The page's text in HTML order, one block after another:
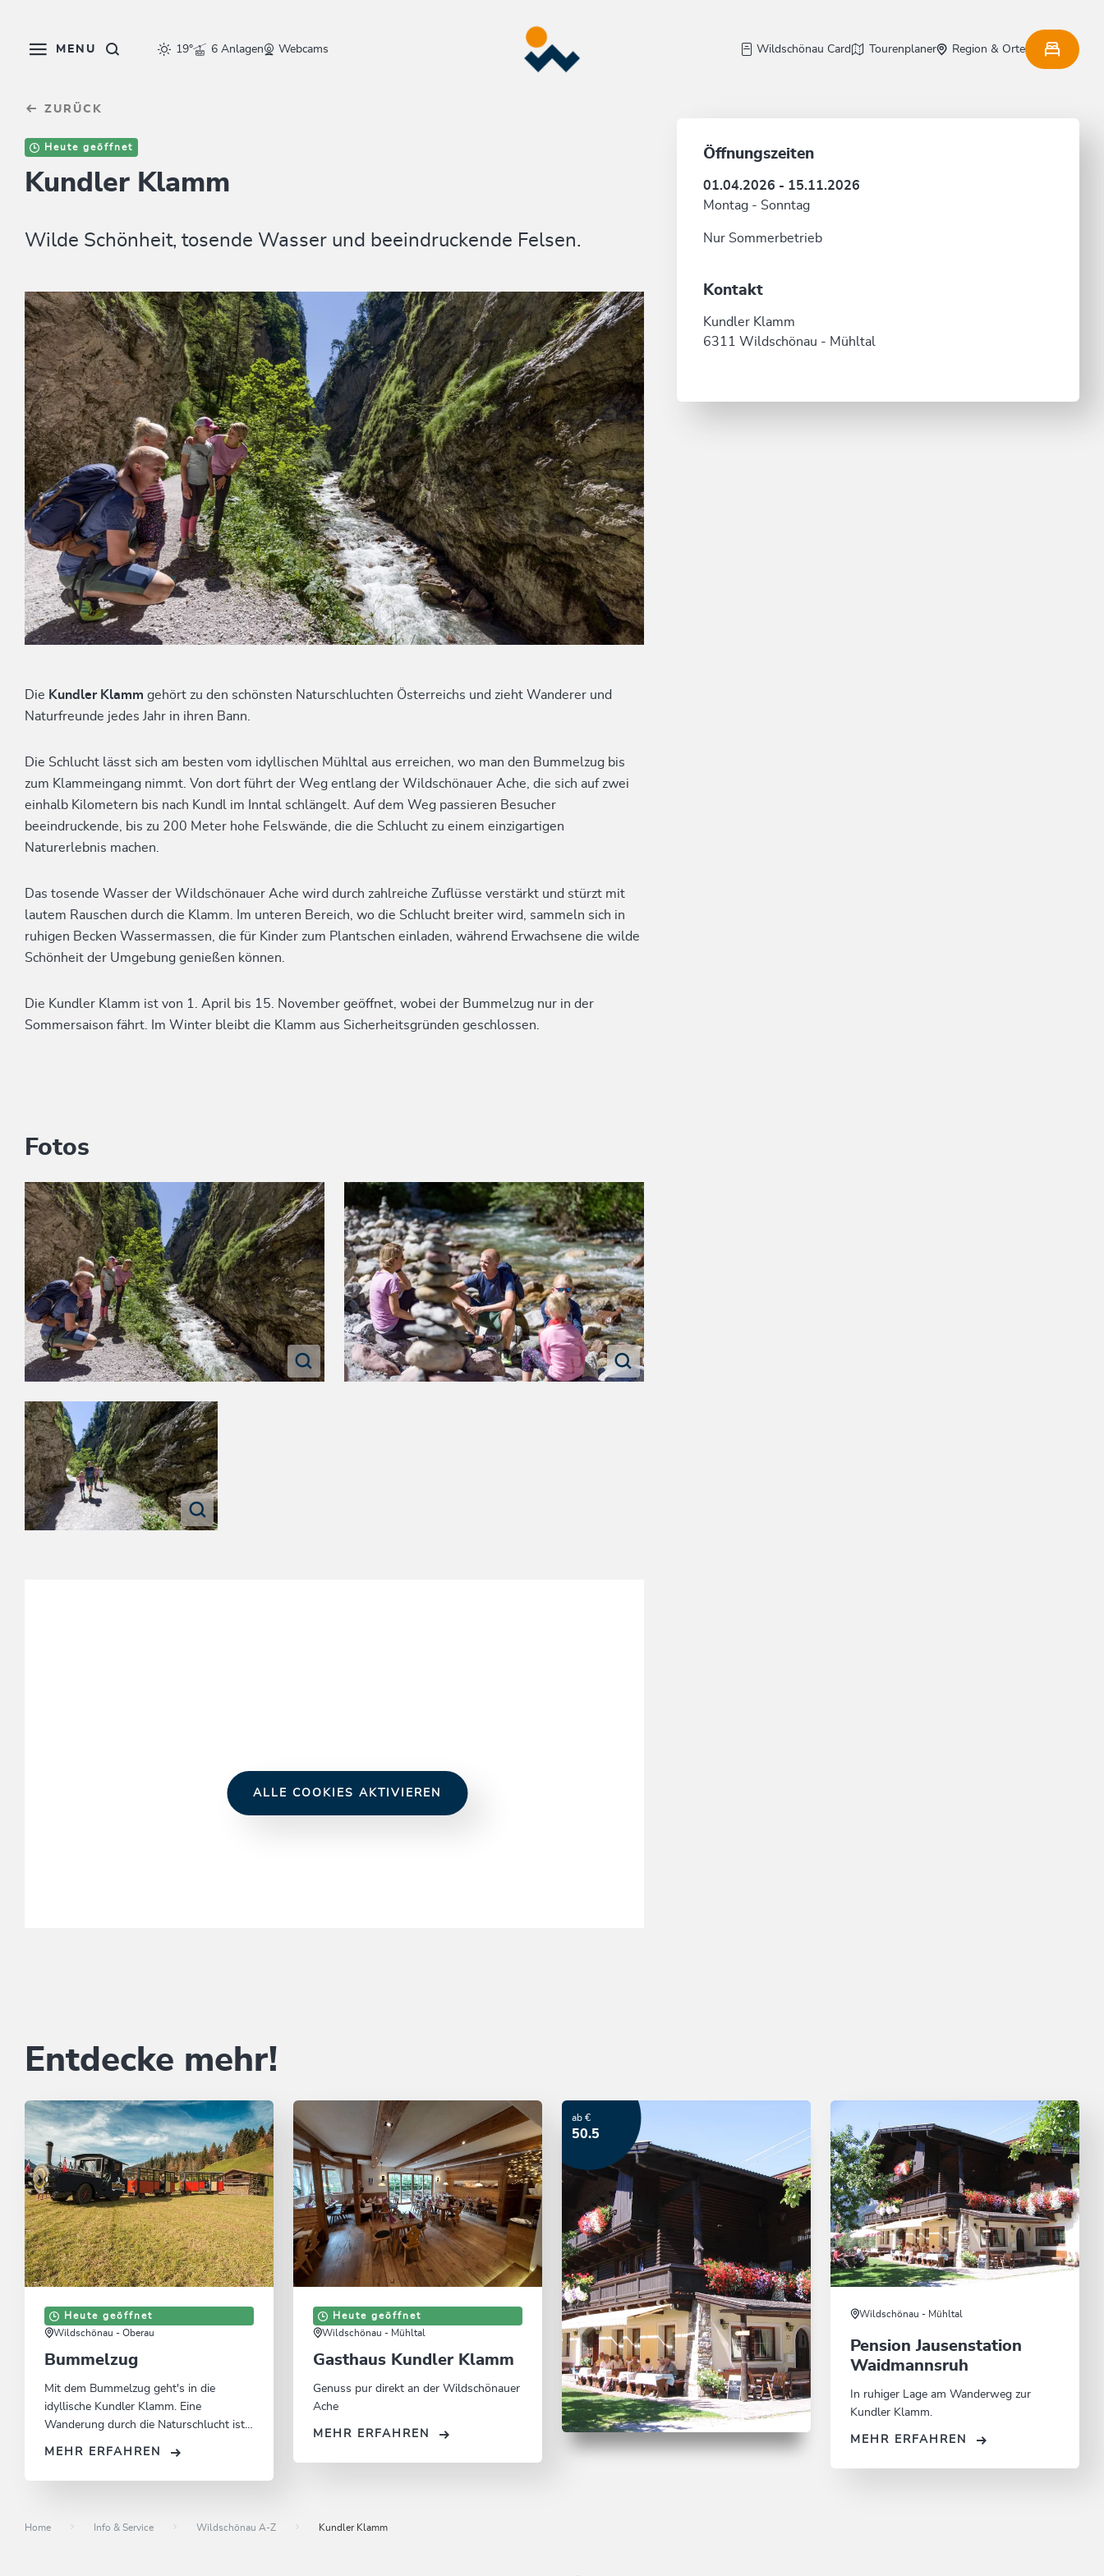
MENU 19° 6 Anlagen Webcams Wildschönau Card Tourenplaner Region & Orte
ZURÜCK
Heute geöffnet
Kundler Klamm
Wilde Schönheit, tosende Wasser und beeindruckende Felsen.
Die Kundler Klamm gehört zu den schönsten Naturschluchten Österreichs und zieht Wanderer und
Naturfreunde jedes Jahr in ihren Bann.
Die Schlucht lässt sich am besten vom idyllischen Mühltal aus erreichen, wo man den Bummelzug bis
zum Klammeingang nimmt. Von dort führt der Weg entlang der Wildschönauer Ache, die sich auf zwei
einhalb Kilometern bis nach Kundl im Inntal schlängelt. Auf dem Weg passieren Besucher
beeindruckende, bis zu 200 Meter hohe Felswände, die die Schlucht zu einem einzigartigen
Naturerlebnis machen.
Das tosende Wasser der Wildschönauer Ache wird durch zahlreiche Zuflüsse verstärkt und stürzt mit
lautem Rauschen durch die Klamm. Im unteren Bereich, wo die Schlucht breiter wird, sammeln sich in
ruhigen Becken Wassermassen, die für Kinder zum Plantschen einladen, während Erwachsene die wilde
Schönheit der Umgebung genießen können.
Die Kundler Klamm ist von 1. April bis 15. November geöffnet, wobei der Bummelzug nur in der
Sommersaison fährt. Im Winter bleibt die Klamm aus Sicherheitsgründen geschlossen.
Fotos
ALLE COOKIES AKTIVIEREN
Öffnungszeiten
01.04.2026 - 15.11.2026
Montag - Sonntag
Nur Sommerbetrieb
Kontakt
Kundler Klamm
6311 Wildschönau - Mühltal
Entdecke mehr!
Heute geöffnet
Wildschönau - Oberau
Bummelzug
Mit dem Bummelzug geht's in die
idyllische Kundler Klamm. Eine
Wanderung durch die Naturschlucht ist
MEHR ERFAHREN
Heute geöffnet
Wildschönau - Mühltal
Gasthaus Kundler Klamm
Genuss pur direkt an der Wildschönauer
Ache
MEHR ERFAHREN Pension Waidmannsruh
ab €
50.5
Wildschönau - Mühltal
Pension Jausenstation
Waidmannsruh
In ruhiger Lage am Wanderweg zur
Kundler Klamm.
MEHR ERFAHREN
Home Info & Service Wildschönau A-Z Kundler Klamm